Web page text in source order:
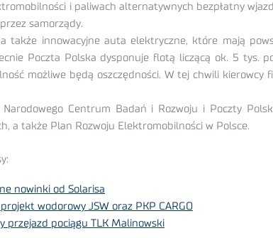
i paliwach alternatywnych bezpłatny
samorządy.
także innowacyjne auta elektryczne, które mają
Poczta Polska dysponuje flotą liczącą ok. 5 tys.
możliwe będą oszczędności. W tej chwili
Centrum Badań i Rozwoju i Poczty
a także Plan Rozwoju Elektromobilności w Polsce.
nowinki od Solarisa
wodorowy JSW oraz PKP CARGO
przejazd pociągu TLK Malinowski